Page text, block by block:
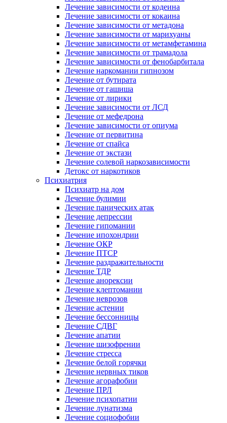
Лечение зависимости от кодеина
Лечение зависимости от кокаина
Лечение зависимости от метадона
Лечение зависимости от марихуаны
Лечение зависимости от метамфетамина
Лечение зависимости от трамадола
Лечение зависимости от фенобарбитала
Лечение наркомании гипнозом
Лечение от бутирата
Лечение от гашиша
Лечение от лирики
Лечение зависимости от ЛСД
Лечение от мефедрона
Лечение зависимости от опиума
Лечение от первитина
Лечение от спайса
Лечение от экстази
Лечение солевой наркозависимости
Детокс от наркотиков
Психиатрия
Психиатр на дом
Лечение булимии
Лечение панических атак
Лечение депрессии
Лечение гипомании
Лечение ипохондрии
Лечение ОКР
Лечение ПТСР
Лечение раздражительности
Лечение ТДР
Лечение анорексии
Лечение клептомании
Лечение неврозов
Лечение астении
Лечение бессонницы
Лечение СДВГ
Лечение апатии
Лечение шизофрении
Лечение стресса
Лечение белой горячки
Лечение нервных тиков
Лечение агорафобии
Лечение ПРЛ
Лечение психопатии
Лечение лунатизма
Лечение социофобии